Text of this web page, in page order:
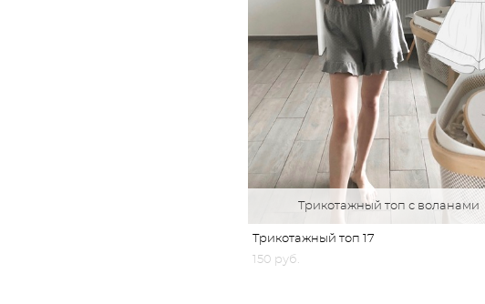
Трикотажный топ с воланами
Трикотажный топ 17
150 pуб.